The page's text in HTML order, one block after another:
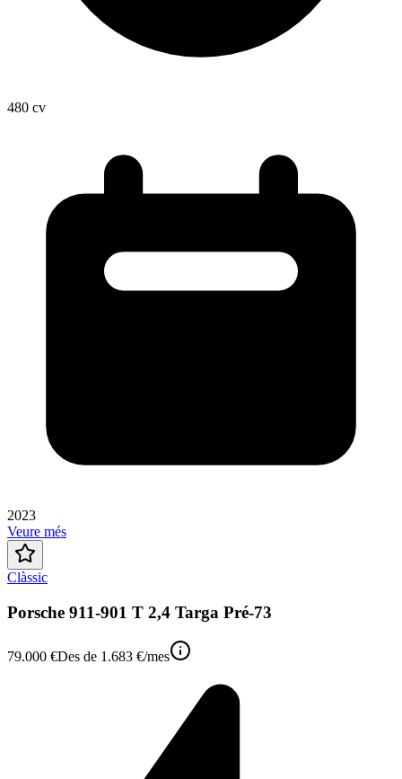
480 cv
2023
Veure més
Clàssic
Porsche 911-901 T 2,4 Targa Pré-73
79.000 €Des de 1.683 €/mes